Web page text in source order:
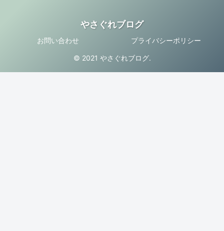
やさぐれブログ
お問い合わせ プライバシーポリシー
© 2021 やさぐれブログ.